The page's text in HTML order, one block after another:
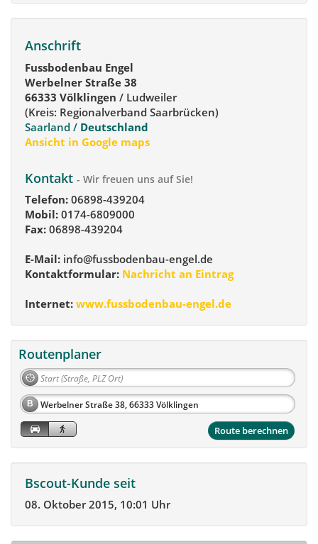
Anschrift
Fussbodenbau Engel
Werbelner Straße 38
66333 Völklingen / Ludweiler
(Kreis: Regionalverband Saarbrücken)
Saarland / Deutschland
Ansicht in Google maps
Kontakt - Wir freuen uns auf Sie!
Telefon: 06898-439204
Mobil: 0174-6809000
Fax: 06898-439204
E-Mail: info@fussbodenbau-engel.de
Kontaktformular: Nachricht an Eintrag
Internet: www.fussbodenbau-engel.de
Routenplaner
B
Route berechnen
Bscout-Kunde seit
08. Oktober 2015, 10:01 Uhr